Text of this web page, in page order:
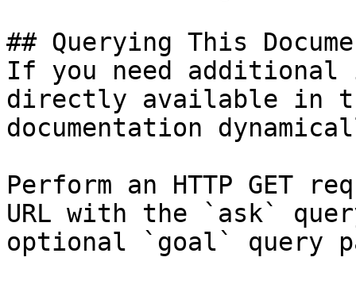
## Querying This
If you need
directly available in
documentation
Perform an HTTP GET
URL with the `ask`
optional `goal` query